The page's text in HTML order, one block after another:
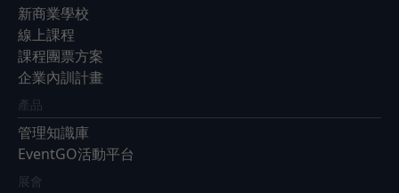
新商業學校
線上課程
課程團票方案
企業內訓計畫
產品
管理知識庫
EventGO活動平台
展會